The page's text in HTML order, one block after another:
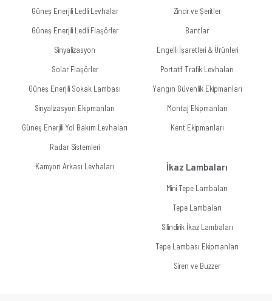
Güneş Enerjili Ledli Levhalar
Güneş Enerjili Ledli Flaşörler
Sinyalizasyon
Solar Flaşörler
Güneş Enerjili Sokak Lambası
Sinyalizasyon Ekipmanları
Güneş Enerjili Yol Bakım Levhaları
Radar Sistemleri
Kamyon Arkası Levhaları
Zincir ve Şeritler
Bantlar
Engelli İşaretleri & Ürünleri
Portatif Trafik Levhaları
Yangın Güvenlik Ekipmanları
Montaj Ekipmanları
Kent Ekipmanları
İkaz Lambaları
Mini Tepe Lambaları
Tepe Lambaları
Silindirik İkaz Lambaları
Tepe Lambası Ekipmanları
Siren ve Buzzer